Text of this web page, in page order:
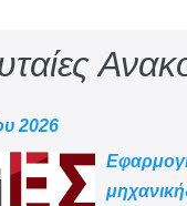
2026